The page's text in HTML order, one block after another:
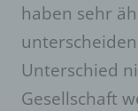
haben sehr
Unterschied
Gesellschaft
k)
Person